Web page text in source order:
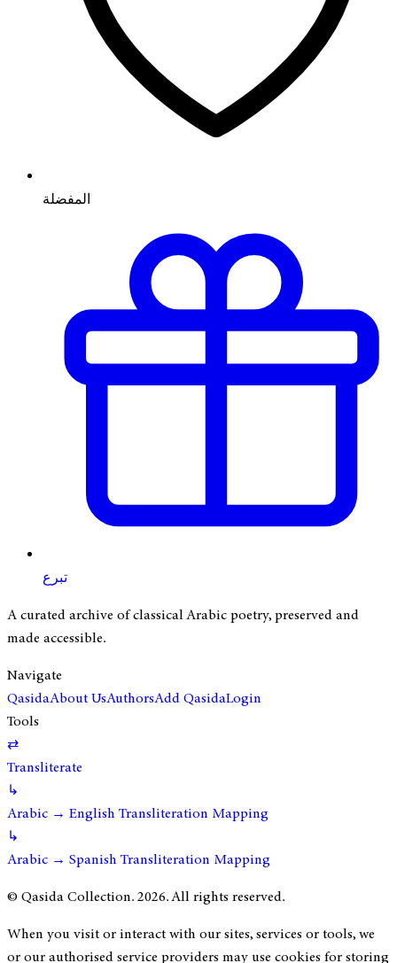
المفضلة
تبرع
A curated archive of classical Arabic poetry, preserved and
made accessible.
Navigate
QasidaAbout UsAuthorsAdd QasidaLogin
Tools
⇄
Transliterate
↳
Arabic → English Transliteration Mapping
↳
Arabic → Spanish Transliteration Mapping
© Qasida Collection.2026. All rights reserved.
When you visit or interact with our sites, services or tools, we
or our authorised service providers may use cookies for storing